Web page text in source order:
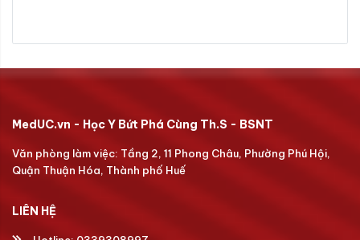
MedUC.vn - Học Y Bứt Phá Cùng Th.S - BSNT
Văn phòng làm việc: Tầng 2, 11 Phong Châu, Phường Phú Hội,
Quận Thuận Hóa, Thành phố Huế
LIÊN HỆ